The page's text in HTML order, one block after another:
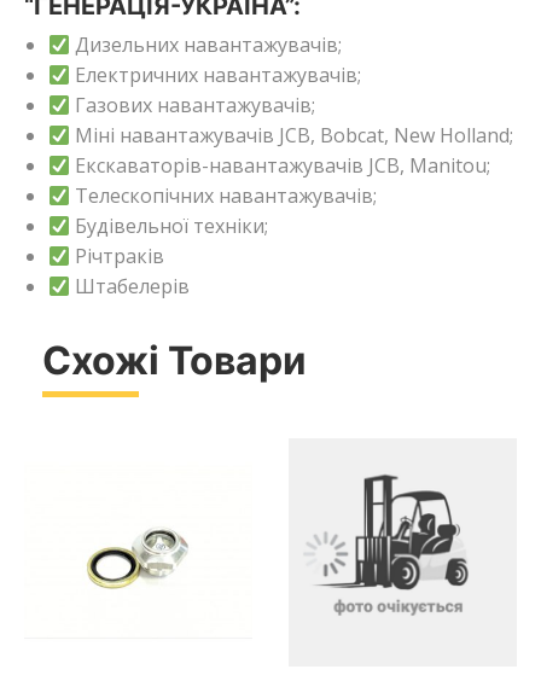
“ГЕНЕРАЦІЯ-УКРАЇНА”:
Дизельних навантажувачів;
Електричних навантажувачів;
Газових навантажувачів;
Міні навантажувачів JCB, Bobcat, New Holland;
Екскаваторів-навантажувачів JCB, Manitou;
Телескопічних навантажувачів;
Будівельної техніки;
Річтраків
Штабелерів
Схожі Товари